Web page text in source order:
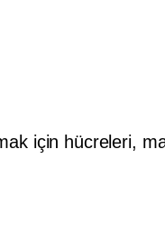
için hücreleri,